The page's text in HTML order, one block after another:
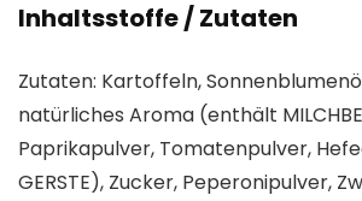
Inhaltsstoffe / Zutaten
Zutaten: Kartoffeln,
natürliches Aroma (enthält
Paprikapulver, Tomatenpulver,
GERSTE), Zucker, Peperonipulver,